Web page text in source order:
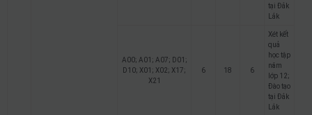
tại Đắk
Lắk
A00; A01; A07; D01;
D10; X01; X02; X17;
X21
6 18 6
Xét kết
quả
học tập
năm
lớp 12;
Đào tạo
tại Đắk
Lắk